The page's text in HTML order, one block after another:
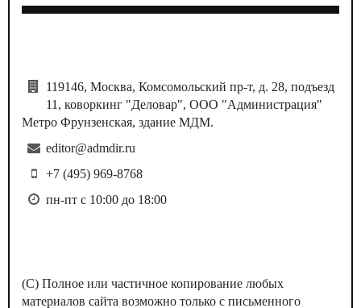
119146, Москва, Комсомольский пр-т, д. 28, подъезд
11, коворкинг "Деловар", ООО "Администрация"
Метро Фрунзенская, здание МДМ.
editor@admdir.ru
+7 (495) 969-8768
пн-пт с 10:00 до 18:00
(С) Полное или частичное копирование любых
материалов сайта возможно только с письменного